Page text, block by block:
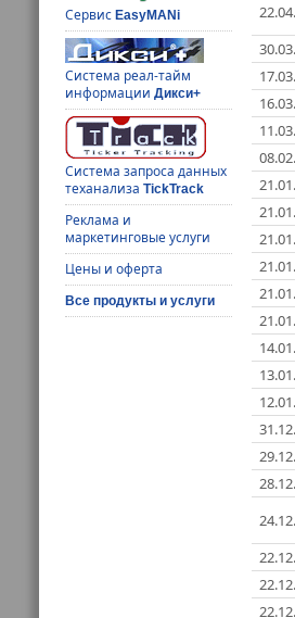
СервисEasyMANi
Система реал-тайм
информацииДикси+
Система запроса данных
теханализаTickTrack
Реклама и
маркетинговые услуги
Цены и оферта
Все продукты и услуги